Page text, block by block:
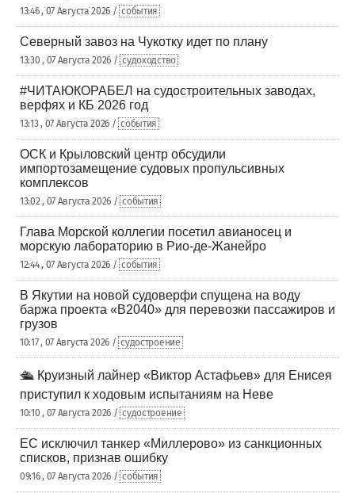
13:46 , 07 Августа 2026 / события
Северный завоз на Чукотку идет по плану
13:30 , 07 Августа 2026 / судоходство
#ЧИТАЮКОРАБЕЛ на судостроительных заводах,
верфях и КБ 2026 год
13:13 , 07 Августа 2026 / события
ОСК и Крыловский центр обсудили
импортозамещение судовых пропульсивных
комплексов
13:02 , 07 Августа 2026 / события
Глава Морской коллегии посетил авианосец и
морскую лабораторию в Рио-де-Жанейро
12:44 , 07 Августа 2026 / события
В Якутии на новой судоверфи спущена на воду
баржа проекта «В2040» для перевозки пассажиров и
грузов
10:17 , 07 Августа 2026 / судостроение
🛳️ Круизный лайнер «Виктор Астафьев» для Енисея
приступил к ходовым испытаниям на Неве
10:10 , 07 Августа 2026 / судостроение
ЕС исключил танкер «Миллерово» из санкционных
списков, признав ошибку
09:16 , 07 Августа 2026 / события